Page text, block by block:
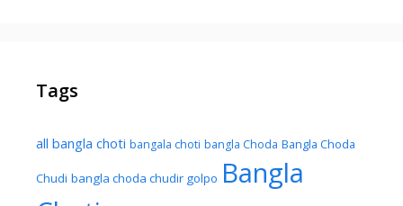
Tags
all bangla choti bangala choti bangla Choda Bangla Choda
Chudi bangla choda chudir golpo Bangla